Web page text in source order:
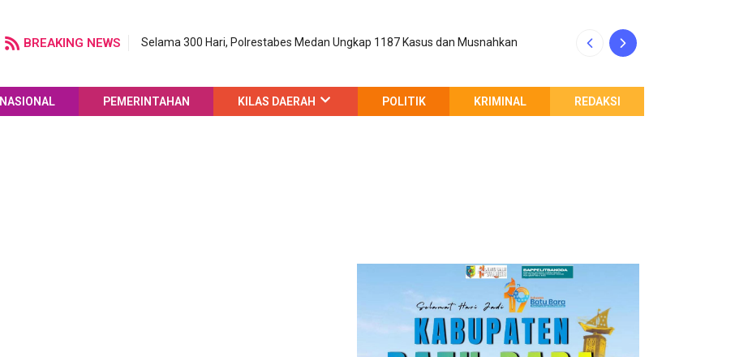
BREAKING NEWS Selama 300 Hari, Polrestabes Medan Ungkap 1187 Kasus dan Musnahkan
NASIONAL PEMERINTAHAN KILAS DAERAH POLITIK KRIMINAL REDAKSI